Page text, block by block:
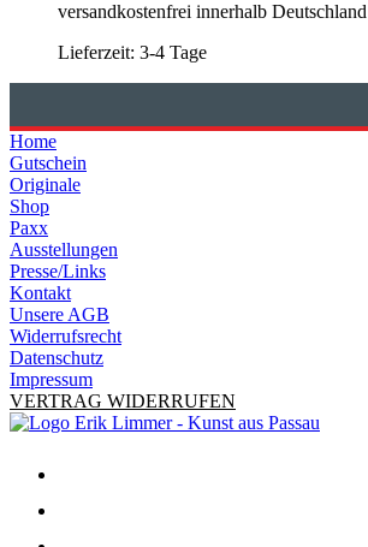
versandkostenfrei innerhalb Deutschland
Lieferzeit: 3-4 Tage
Home
Gutschein
Originale
Shop
Paxx
Ausstellungen
Presse/Links
Kontakt
Unsere AGB
Widerrufsrecht
Datenschutz
Impressum
VERTRAG WIDERRUFEN